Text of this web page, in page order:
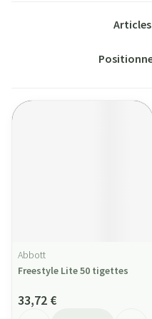
Articles
Trier par:
Abbott
Freestyle Lite 50 tigettes
33,72 €